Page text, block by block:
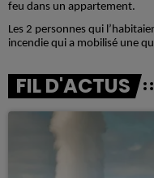
feu dans un appartement.
Les 2 personnes qui
incendie qui a mobilisé une
FIL D'ACTUS